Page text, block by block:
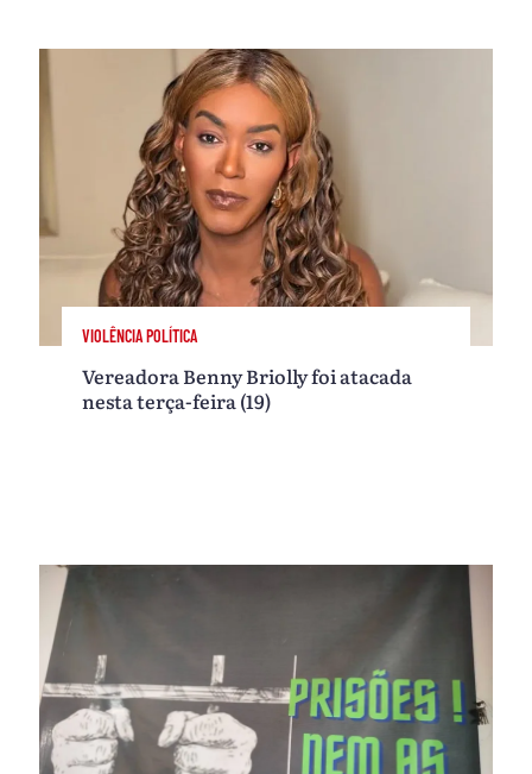
VIOLÊNCIA POLÍTICA
Vereadora Benny Briolly foi atacada
nesta terça-feira (19)